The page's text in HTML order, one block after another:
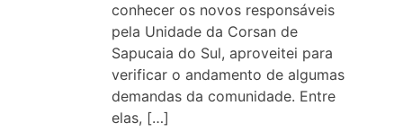
conhecer os novos responsáveis
pela Unidade da Corsan de
Sapucaia do Sul, aproveitei para
verificar o andamento de algumas
demandas da comunidade. Entre
elas, […]